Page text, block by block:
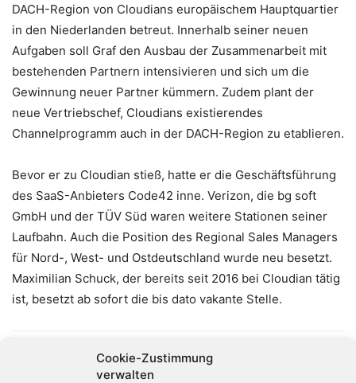
Cookie-Zustimmung
verwalten
DACH-Region von Cloudians europäischem Hauptquartier
in den Niederlanden betreut. Innerhalb seiner neuen
Aufgaben soll Graf den Ausbau der Zusammenarbeit mit
bestehenden Partnern intensivieren und sich um die
Gewinnung neuer Partner kümmern. Zudem plant der
neue Vertriebschef, Cloudians existierendes
Channelprogramm auch in der DACH-Region zu etablieren.
Bevor er zu Cloudian stieß, hatte er die Geschäftsführung
des SaaS-Anbieters Code42 inne. Verizon, die bg soft
GmbH und der TÜV Süd waren weitere Stationen seiner
Laufbahn. Auch die Position des Regional Sales Managers
für Nord-, West- und Ostdeutschland wurde neu besetzt.
Maximilian Schuck, der bereits seit 2016 bei Cloudian tätig
ist, besetzt ab sofort die bis dato vakante Stelle.